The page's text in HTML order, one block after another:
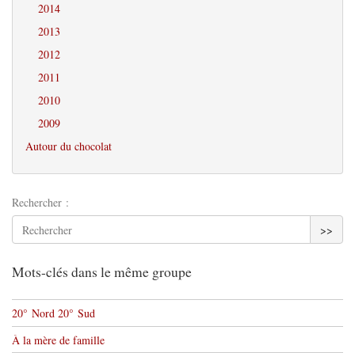
2014
2013
2012
2011
2010
2009
Autour du chocolat
Rechercher :
>>
Mots-clés dans le même groupe
20° Nord 20° Sud
À la mère de famille